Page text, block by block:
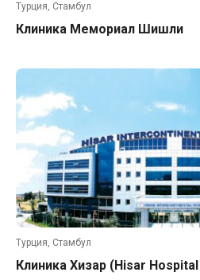
Турция, Стамбул
Клиника Мемориал Шишли
Турция, Стамбул
Клиника Хизар (Hisar